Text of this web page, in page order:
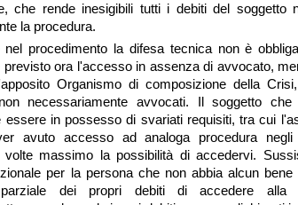
che rende inesigibili tutti i debiti del soggetto
la procedura.
procedimento la difesa tecnica non è
ora l'accesso in assenza di avvocato,
Organismo di composizione della
necessariamente avvocati. Il soggetto
essere in possesso di svariati requisiti, tra cui
avuto accesso ad analoga procedura
massimo la possibilità di accedervi.
per la persona che non abbia alcun
parziale dei propri debiti di accedere alla